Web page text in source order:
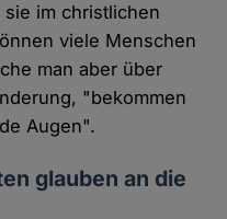
im christlichen
viele Menschen
man aber über
"bekommen
Augen".
glauben an die